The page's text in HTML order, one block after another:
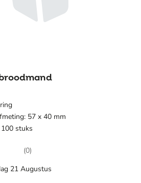
57 x 40 mm
stuks
(0)
21 Augustus